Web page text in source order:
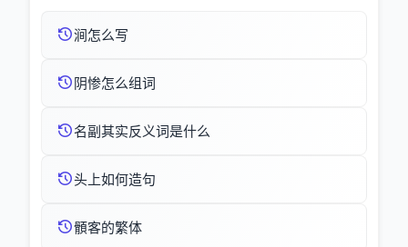
涧怎么写
阴惨怎么组词
名副其实反义词是什么
头上如何造句
顝客的繁体